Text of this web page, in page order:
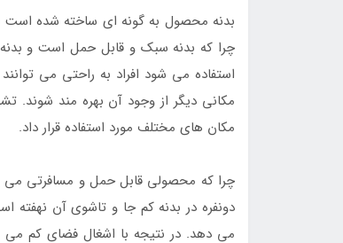
بدنه محصول به گونه ای ساخته شده است
چرا که بدنه سبک و قابل حمل است و
استفاده می شود افراد به راحتی می
مکانی دیگر از وجود آن بهره مند شوند.
مکان های مختلف مورد استفاده قرار داد.
چرا که محصولی قابل حمل و مسافرتی
دونفره در بدنه کم جا و تاشوی آن
می دهد. در نتیجه با اشغال فضای کم می